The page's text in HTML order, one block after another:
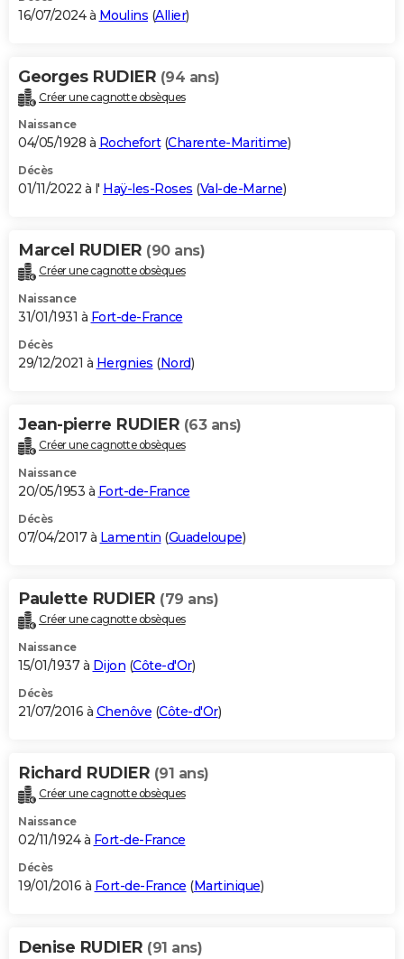
16/07/2024 à Moulins (Allier)
Georges RUDIER (94 ans)
Créer une cagnotte obsèques
Naissance
04/05/1928 à Rochefort(Charente-Maritime)
Décès
01/11/2022 à l' Haÿ-les-Roses (Val-de-Marne)
Marcel RUDIER (90 ans)
Créer une cagnotte obsèques
Naissance
31/01/1931 à Fort-de-France
Décès
29/12/2021 à Hergnies (Nord)
Jean-pierre RUDIER (63 ans)
Créer une cagnotte obsèques
Naissance
20/05/1953 à Fort-de-France
Décès
07/04/2017 à Lamentin (Guadeloupe)
Paulette RUDIER (79 ans)
Créer une cagnotte obsèques
Naissance
15/01/1937 à Dijon (Côte-d'Or)
Décès
21/07/2016 à Chenôve (Côte-d'Or)
Richard RUDIER (91 ans)
Créer une cagnotte obsèques
Naissance
02/11/1924 à Fort-de-France
Décès
19/01/2016 à Fort-de-France (Martinique)
Denise RUDIER (91 ans)